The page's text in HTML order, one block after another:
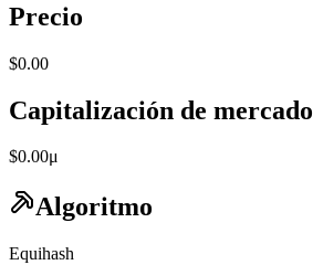
Precio
$0.00
Capitalización de mercado
$0.00μ
Algoritmo
Equihash